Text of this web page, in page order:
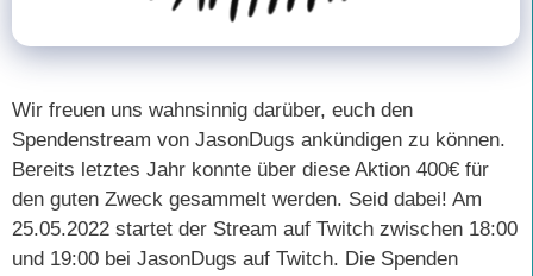
Wir freuen uns wahnsinnig darüber, euch den
Spendenstream von JasonDugs ankündigen zu können.
Bereits letztes Jahr konnte über diese Aktion 400€ für
den guten Zweck gesammelt werden. Seid dabei! Am
25.05.2022 startet der Stream auf Twitch zwischen 18:00
und 19:00 bei JasonDugs auf Twitch. Die Spenden